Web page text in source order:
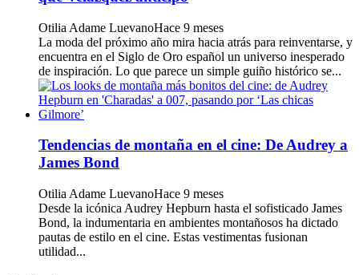
Otilia Adame LuevanoHace 9 meses
La moda del próximo año mira hacia atrás para reinventarse, y
encuentra en el Siglo de Oro español un universo inesperado
de inspiración. Lo que parece un simple guiño histórico se...
Tendencias de montaña en el cine: De Audrey a
James Bond
Otilia Adame LuevanoHace 9 meses
Desde la icónica Audrey Hepburn hasta el sofisticado James
Bond, la indumentaria en ambientes montañosos ha dictado
pautas de estilo en el cine. Estas vestimentas fusionan
utilidad...